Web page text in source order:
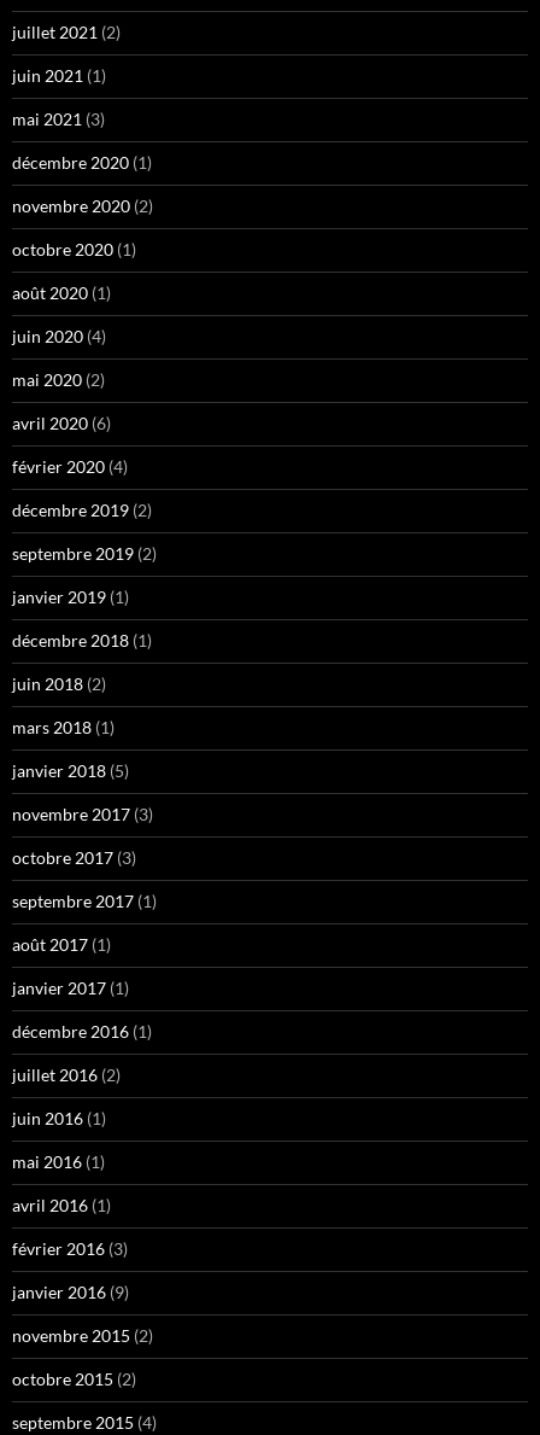
juillet 2021 (2)
juin 2021 (1)
mai 2021 (3)
décembre 2020 (1)
novembre 2020 (2)
octobre 2020 (1)
août 2020 (1)
juin 2020 (4)
mai 2020 (2)
avril 2020 (6)
février 2020 (4)
décembre 2019 (2)
septembre 2019 (2)
janvier 2019 (1)
décembre 2018 (1)
juin 2018 (2)
mars 2018 (1)
janvier 2018 (5)
novembre 2017 (3)
octobre 2017 (3)
septembre 2017 (1)
août 2017 (1)
janvier 2017 (1)
décembre 2016 (1)
juillet 2016 (2)
juin 2016 (1)
mai 2016 (1)
avril 2016 (1)
février 2016 (3)
janvier 2016 (9)
novembre 2015 (2)
octobre 2015 (2)
septembre 2015 (4)